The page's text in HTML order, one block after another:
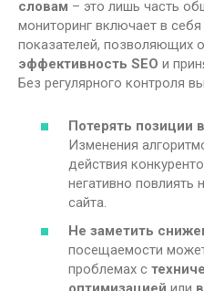
словам – это лишь часть
мониторинг включает в
показателей, позволяющих
эффективность SEO и
Без регулярного контроля
Потерять позиции
Изменения
действия
негативно повлиять
сайта.
Не заметить
посещаемости
проблемах с